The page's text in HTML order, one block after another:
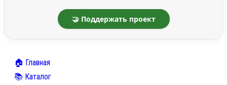
🤝 Поддержать проект
🏠 Главная
📚 Каталог